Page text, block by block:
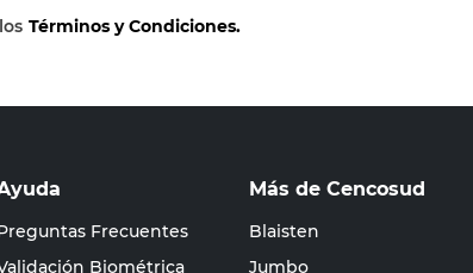
Términos y Condiciones.
Frecuentes
Biométrica
Más de Cencosud
Blaisten
Jumbo